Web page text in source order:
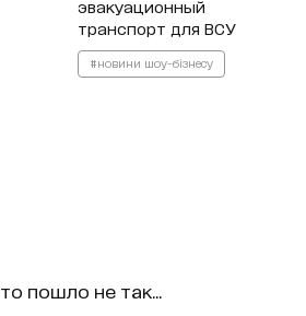
эвакуационный
транспорт для ВСУ
#новини шоу-бізнесу
пошло не так...